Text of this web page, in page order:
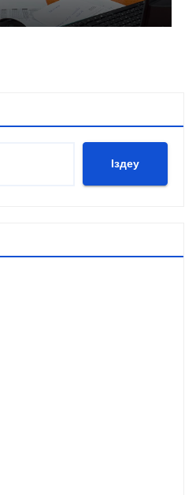
Іздеу